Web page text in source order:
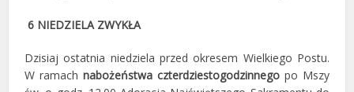
6 NIEDZIELA ZWYKŁA
Dzisiaj ostatnia niedziela przed okresem Wielkiego Postu.
W ramachnabożeństwa czterdziestogodzinnegopo Mszy